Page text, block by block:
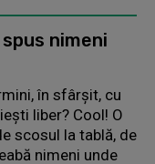
nimeni
în sfârşit, cu
liber? Cool! O
scosul la tablă, de
nimeni unde